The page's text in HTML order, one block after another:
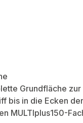
Grundfläche
in die Ecken
MULTIplus150-